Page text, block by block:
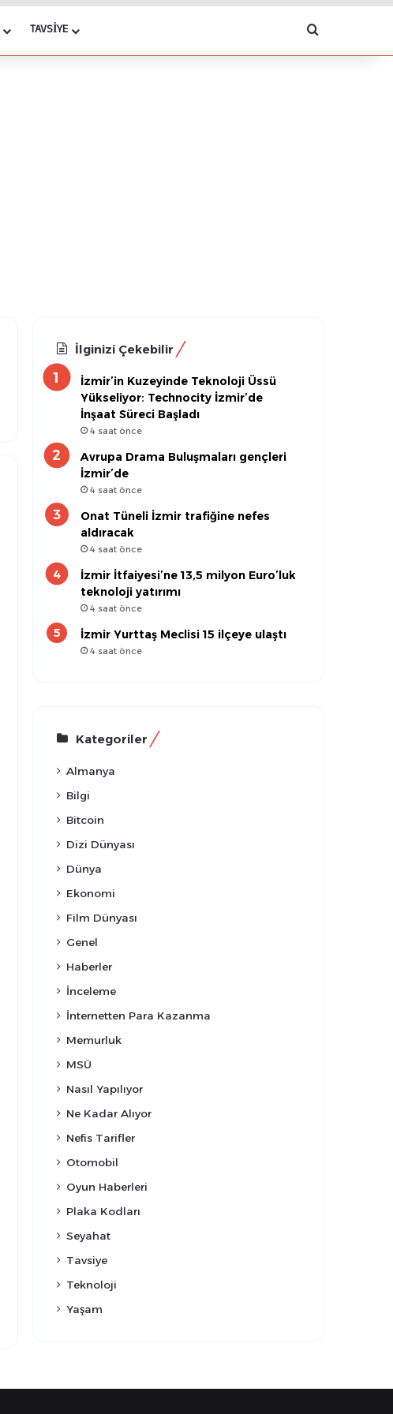
TAVSIYE Arama yap
İlginizi Çekebilir
İzmir’in Kuzeyinde Teknoloji Üssü
Yükseliyor: Technocity İzmir’de
İnşaat Süreci Başladı
4 saat önce
Avrupa Drama Buluşmaları gençleri
İzmir’de
4 saat önce
Onat Tüneli İzmir trafiğine nefes
aldıracak
4 saat önce
İzmir İtfaiyesi’ne 13,5 milyon Euro’luk
teknoloji yatırımı
4 saat önce
İzmir Yurttaş Meclisi 15 ilçeye ulaştı
4 saat önce
Kategoriler
Almanya
Bilgi
Bitcoin
Dizi Dünyası
Dünya
Ekonomi
Film Dünyası
Genel
Haberler
İnceleme
İnternetten Para Kazanma
Memurluk
MSÜ
Nasıl Yapılıyor
Ne Kadar Alıyor
Nefis Tarifler
Otomobil
Oyun Haberleri
Plaka Kodları
Seyahat
Tavsiye
Teknoloji
Yaşam